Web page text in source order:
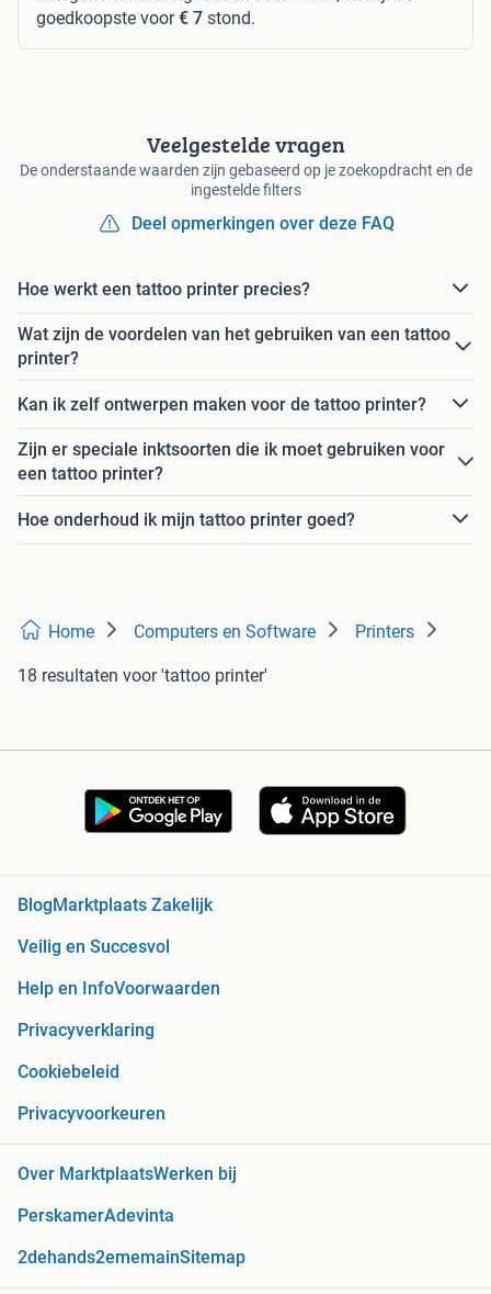
goedkoopste voor€ 7 stond.
Veelgestelde vragen
De onderstaande waarden zijn gebaseerd op je zoekopdracht en de
ingestelde filters
Deel opmerkingen over deze FAQ
Hoe werkt een tattoo printer precies?
Wat zijn de voordelen van het gebruiken van een tattoo
printer?
Kan ik zelf ontwerpen maken voor de tattoo printer?
Zijn er speciale inktsoorten die ik moet gebruiken voor
een tattoo printer?
Hoe onderhoud ik mijn tattoo printer goed?
Home Computers en Software Printers
18 resultaten voor 'tattoo printer'
BlogMarktplaats Zakelijk
Veilig en Succesvol
Help en InfoVoorwaarden
Privacyverklaring
Cookiebeleid
Privacyvoorkeuren
Over MarktplaatsWerken bij
PerskamerAdevinta
2dehands2ememainSitemap